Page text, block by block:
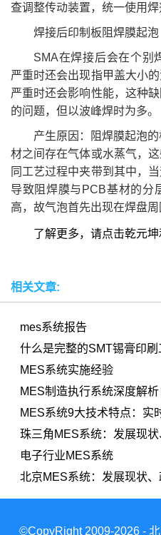
查调整传动装置，统一使用焊
焊接后印制板阻焊膜起泡
SMA在焊接后会在个别
严重时还会出现指甲盖大小
严重时还会影响性能，这种
的问题，但以波峰焊时为多。
产生原因：阻焊膜起泡
材之间存在气体或水蒸气，
同工艺过程中夹带到其中，
导致阻焊膜与PCB基材的分
高，故气泡首先出现在焊盘周
了解更多，请点击乾元坤
相关文章:
mes系统报告
什么是完整的SMT锡膏印刷
MES系统实施经验
MES制造执行系统深度解
MES系统9大技术特点：实
珠三角MES系统：发展现
电子行业MES系统
北京MES系统：发展现状
©CopyRight 2009-2026 -